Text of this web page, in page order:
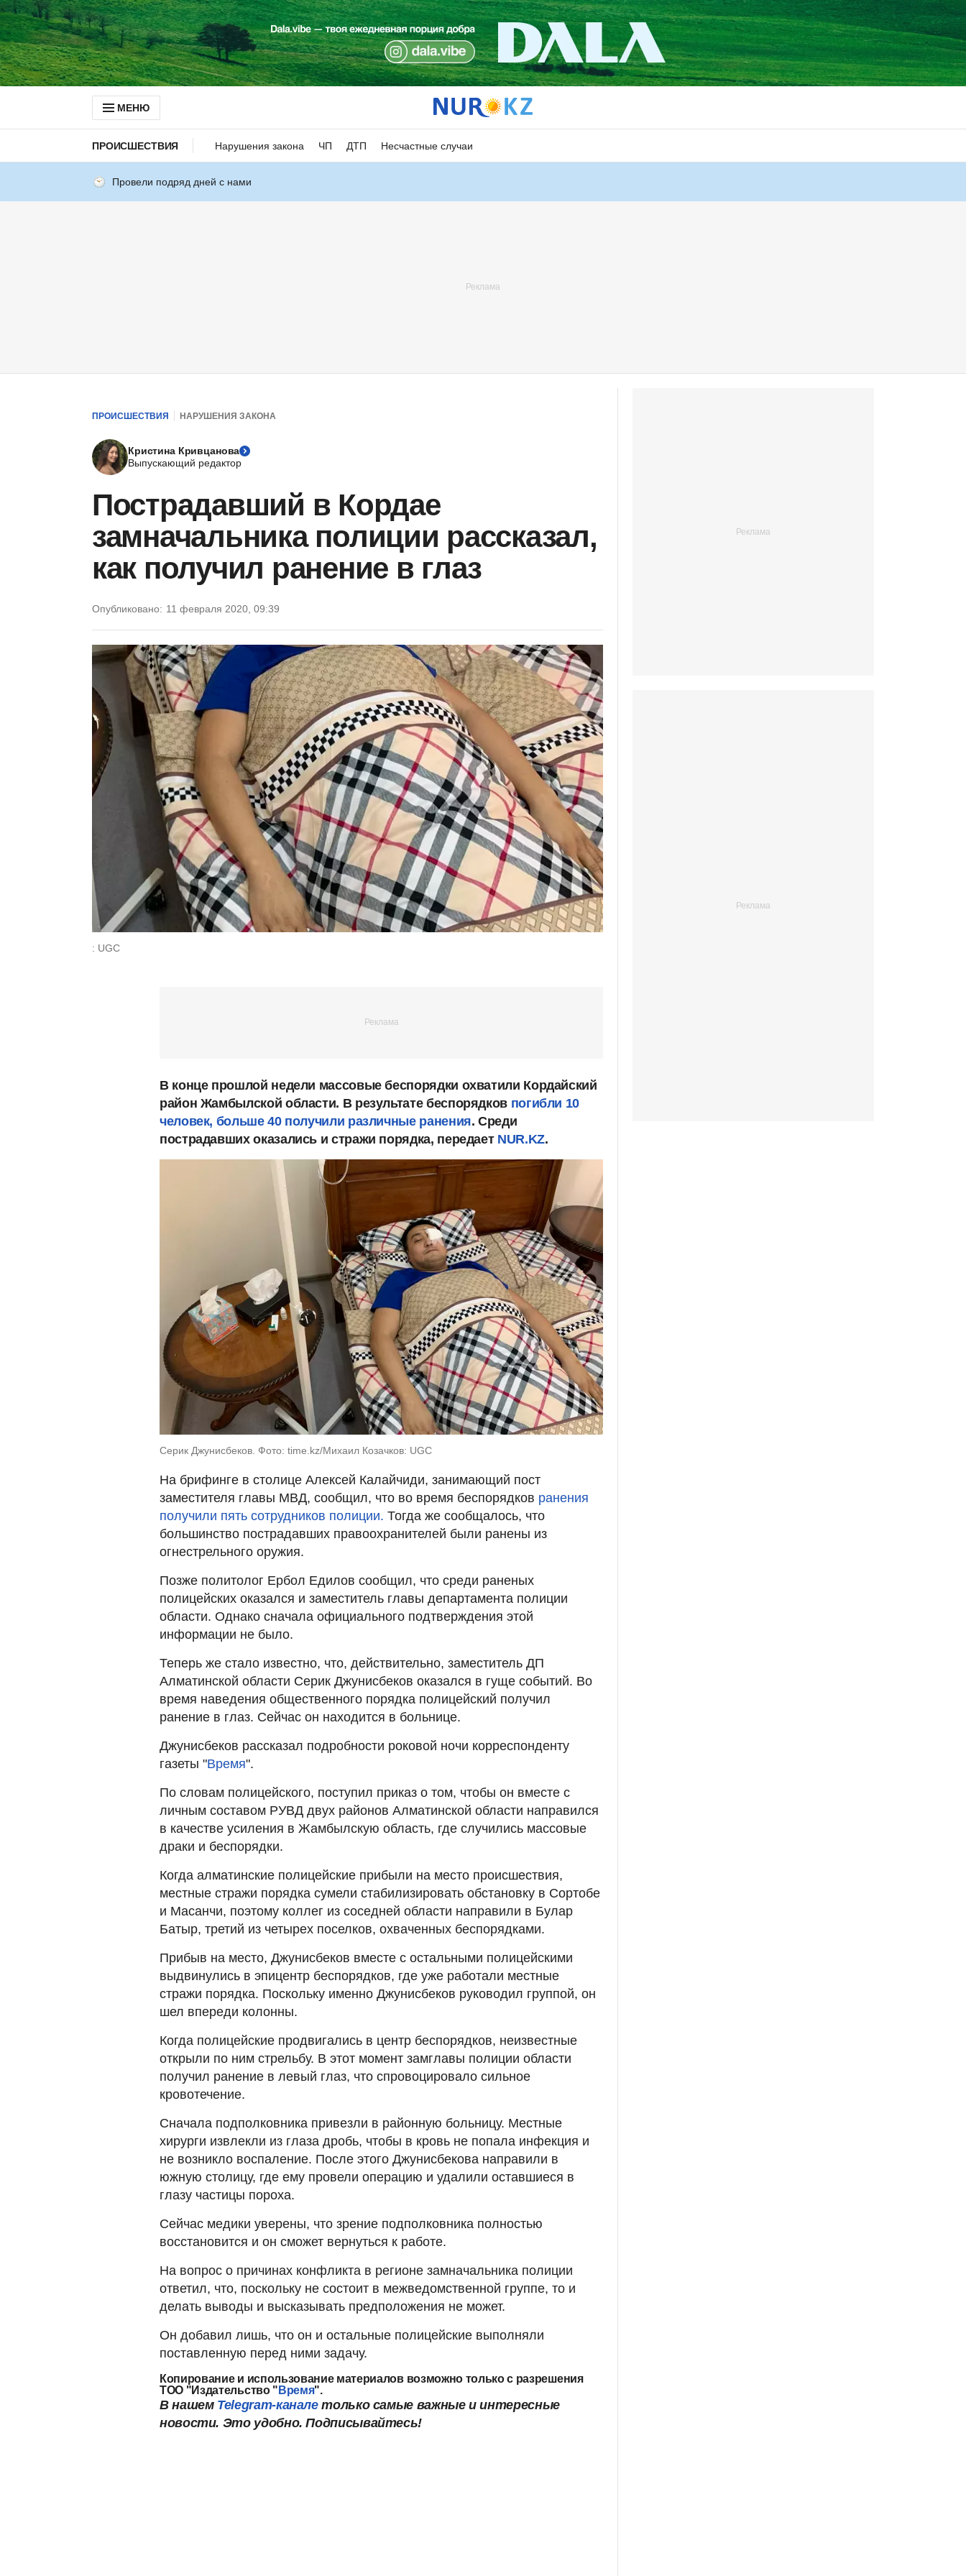
МЕНЮ
ПРОИСШЕСТВИЯ Нарушения закона ЧП ДТП Несчастные случаи
Провели подряд дней с нами
ПРОИСШЕСТВИЯ НАРУШЕНИЯ ЗАКОНА
Кристина Кривцанова
Выпускающий редактор
Пострадавший в Кордае
замначальника полиции рассказал,
как получил ранение в глаз
Опубликовано: 11 февраля 2020, 09:39
: UGC
В конце прошлой недели массовые беспорядки охватили Кордайский
район Жамбылской области. В результате беспорядков погибли 10
человек, больше 40 получили различные ранения. Среди
пострадавших оказались и стражи порядка, передает NUR.KZ.
Серик Джунисбеков. Фото: time.kz/Михаил Козачков: UGC
На брифинге в столице Алексей Калайчиди, занимающий пост
заместителя главы МВД, сообщил, что во время беспорядков ранения
получили пять сотрудников полиции. Тогда же сообщалось, что
большинство пострадавших правоохранителей были ранены из
огнестрельного оружия.
Позже политолог Ербол Едилов сообщил, что среди раненых
полицейских оказался и заместитель главы департамента полиции
области. Однако сначала официального подтверждения этой
информации не было.
Теперь же стало известно, что, действительно, заместитель ДП
Алматинской области Серик Джунисбеков оказался в гуще событий. Во
время наведения общественного порядка полицейский получил
ранение в глаз. Сейчас он находится в больнице.
Джунисбеков рассказал подробности роковой ночи корреспонденту
газеты "Время".
По словам полицейского, поступил приказ о том, чтобы он вместе с
личным составом РУВД двух районов Алматинской области направился
в качестве усиления в Жамбылскую область, где случились массовые
драки и беспорядки.
Когда алматинские полицейские прибыли на место происшествия,
местные стражи порядка сумели стабилизировать обстановку в Сортобе
и Масанчи, поэтому коллег из соседней области направили в Булар
Батыр, третий из четырех поселков, охваченных беспорядками.
Прибыв на место, Джунисбеков вместе с остальными полицейскими
выдвинулись в эпицентр беспорядков, где уже работали местные
стражи порядка. Поскольку именно Джунисбеков руководил группой, он
шел впереди колонны.
Когда полицейские продвигались в центр беспорядков, неизвестные
открыли по ним стрельбу. В этот момент замглавы полиции области
получил ранение в левый глаз, что спровоцировало сильное
кровотечение.
Сначала подполковника привезли в районную больницу. Местные
хирурги извлекли из глаза дробь, чтобы в кровь не попала инфекция и
не возникло воспаление. После этого Джунисбекова направили в
южную столицу, где ему провели операцию и удалили оставшиеся в
глазу частицы пороха.
Сейчас медики уверены, что зрение подполковника полностью
восстановится и он сможет вернуться к работе.
На вопрос о причинах конфликта в регионе замначальника полиции
ответил, что, поскольку не состоит в межведомственной группе, то и
делать выводы и высказывать предположения не может.
Он добавил лишь, что он и остальные полицейские выполняли
поставленную перед ними задачу.
Копирование и использование материалов возможно только с разрешения
ТОО "Издательство " Время".
В нашем Telegram-каналетолько самые важные и интересные
новости. Это удобно. Подписывайтесь!